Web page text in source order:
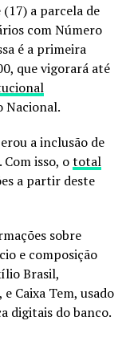
a parcela de
com Número
é a primeira
que vigorará até
Nacional.
a inclusão de
isso, ototal
a partir deste
sobre
e composição
Brasil,
Caixa Tem, usado
digitais do banco.